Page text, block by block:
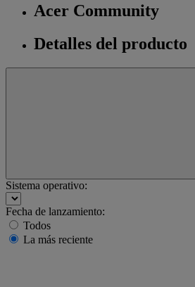
Acer Community
Detalles del producto
Sistema operativo:
Fecha de lanzamiento:
Todos
La más reciente